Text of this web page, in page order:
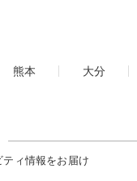
熊本
大分
ィ情報をお届け